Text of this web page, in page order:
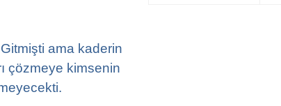
ama kaderin
çözmeye kimsenin